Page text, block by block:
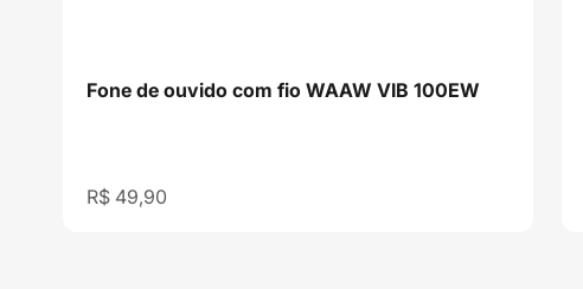
Fone de ouvido com fio WAAW VIB 100EW
Preço promocional
R$ 49,90